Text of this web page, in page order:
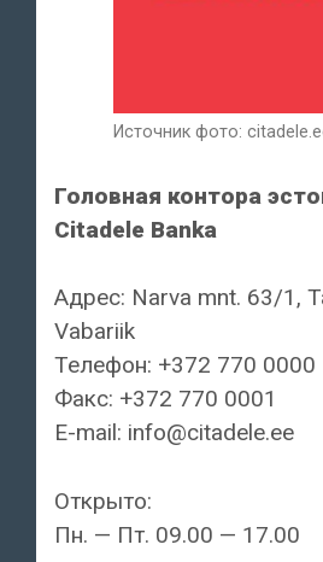
Источник фото:
Головная контора
Citadele Banka
Адрес: Narva mnt. 63/1,
Vabariik
Телефон: +372 770 0000
Факс: +372 770 0001
E-mail: info@citadele.ee
Открыто:
Пн. — Пт. 09.00 — 17.00